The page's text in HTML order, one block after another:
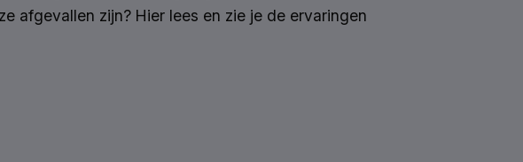
afgevallen zijn? Hier lees en zie je de ervaringen